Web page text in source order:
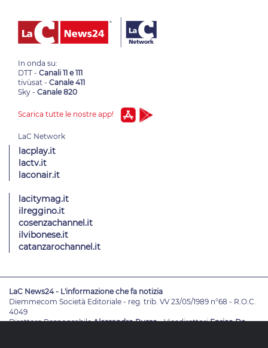
In onda su:
DTT - Canali 11 e 111
tivùsat - Canale 411
Sky - Canale 820
Scarica tutte le nostre app!
lacplay.it
lactv.it
laconair.it
lacitymag.it
ilreggino.it
cosenzachannel.it
ilvibonese.it
catanzarochannel.it
LaC News24 - L'informazione che fa notizia
Diemmecom Società Editoriale - reg. trib. VV 23/05/1989 n°68 - R.O.C.
4049
Direttore ResponsabileAlessandro Russo- VicedirettoriEnrico De